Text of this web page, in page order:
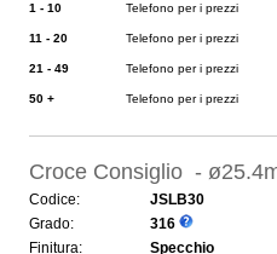
1 - 10 Telefono per i prezzi
11 - 20 Telefono per i prezzi
21 - 49 Telefono per i prezzi
50 + Telefono per i prezzi
Croce Consiglio -
Codice:
JSLB30
Grado:
316
Finitura:
Specchio